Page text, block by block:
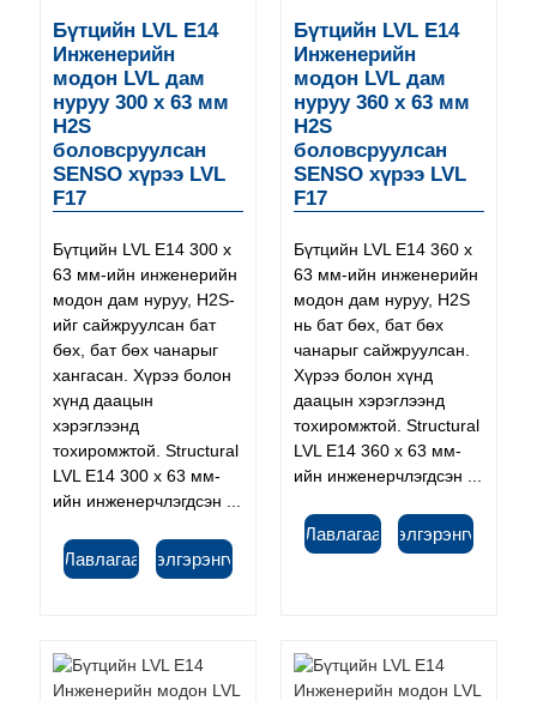
Бүтцийн LVL E14
Инженерийн
модон LVL дам
нуруу 300 x 63 мм
H2S
боловсруулсан
SENSO хүрээ LVL
F17
Бүтцийн LVL E14 300 x
63 мм-ийн инженерийн
модон дам нуруу, H2S-
ийг сайжруулсан бат
бөх, бат бөх чанарыг
хангасан. Хүрээ болон
хүнд даацын
хэрэглээнд
тохиромжтой. Structural
LVL E14 300 x 63 мм-
ийн инженерчлэгдсэн ...
Лавлагаа Дэлгэрэнгүй
Бүтцийн LVL E14
Инженерийн
модон LVL дам
нуруу 360 x 63 мм
H2S
боловсруулсан
SENSO хүрээ LVL
F17
Бүтцийн LVL E14 360 x
63 мм-ийн инженерийн
модон дам нуруу, H2S
нь бат бөх, бат бөх
чанарыг сайжруулсан.
Хүрээ болон хүнд
даацын хэрэглээнд
тохиромжтой. Structural
LVL E14 360 x 63 мм-
ийн инженерчлэгдсэн ...
Лавлагаа Дэлгэрэнгүй